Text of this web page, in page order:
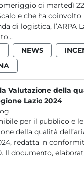
di martedì
e che ha
di logistica, l’ARPA
NEWS
Valutazione della
Lazio 2024
per il pubblico e
della qualità
redatta in
Il documento,